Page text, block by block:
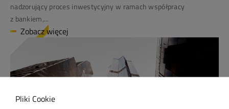
nadzorujący proces inwestycyjny w ramach współpracy
z bankiem,...
Zobacz więcej
Pliki Cookie